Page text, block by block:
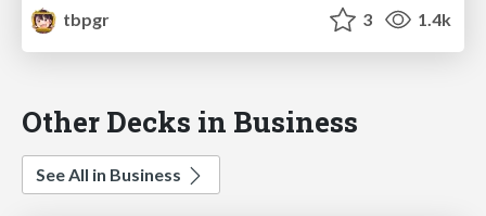
tbpgr
3 1.4k
Other Decks in Business
See All in Business